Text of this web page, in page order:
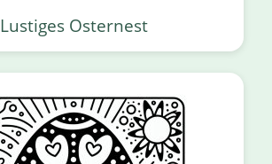
Lustiges Osternest